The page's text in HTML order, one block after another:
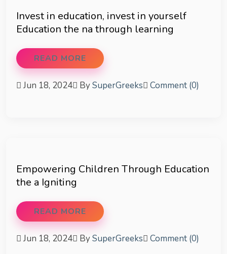
Invest in education, invest in yourself
Education the na through learning
READ MORE
Jun 18, 2024 BySuperGreeks Comment (0)
Empowering Children Through Education
the a Igniting
READ MORE
Jun 18, 2024 BySuperGreeks Comment (0)